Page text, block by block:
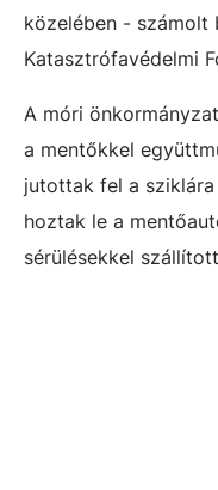
közelében - számolt
Katasztrófavédelmi
A móri
a mentőkkel
jutottak fel a
hoztak le a
sérülésekkel